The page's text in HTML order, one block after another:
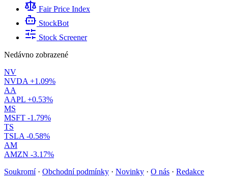
Fair Price Index
StockBot
Stock Screener
Nedávno zobrazené
NV
NVDA +1.09%
AA
AAPL +0.53%
MS
MSFT -1.79%
TS
TSLA -0.58%
AM
AMZN -3.17%
Soukromí · Obchodní podmínky · Novinky · O nás · Redakce